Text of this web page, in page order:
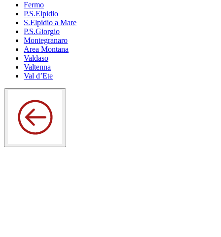
Fermo
P.S.Elpidio
S.Elpidio a Mare
P.S.Giorgio
Montegranaro
Area Montana
Valdaso
Valtenna
Val d’Ete